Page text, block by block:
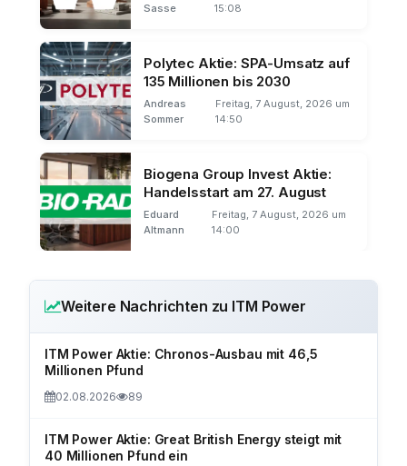
Sasse
15:08
Polytec Aktie: SPA-Umsatz auf
135 Millionen bis 2030
Andreas
Sommer
Freitag, 7 August, 2026 um
14:50
Biogena Group Invest Aktie:
Handelsstart am 27. August
Eduard
Altmann
Freitag, 7 August, 2026 um
14:00
Weitere Nachrichten zu ITM Power
ITM Power Aktie: Chronos-Ausbau mit 46,5
Millionen Pfund
02.08.2026 89
ITM Power Aktie: Great British Energy steigt mit
40 Millionen Pfund ein